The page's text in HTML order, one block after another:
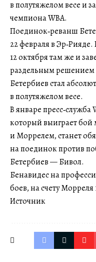
в полутяжелом весе и
чемпиона WBA.
Поединок‑реванш
22 февраля в
12 октября там же и
раздельным решением
Бетербиев стал
в полутяжелом весе.
В январе пресс‑служба
который выиграет
и Моррелем, станет
на поединок против
Бетербиев — Бивол.
Бенавидес на
боев, на счету
Источник